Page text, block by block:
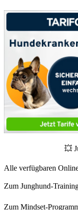
💥
Alle verfügbaren
Zum Junghund-
Zum Mindset-